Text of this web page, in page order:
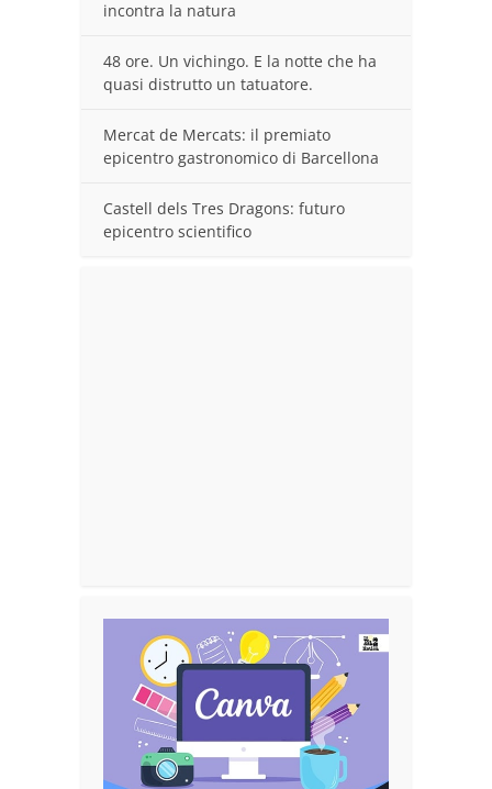
incontra la natura
48 ore. Un vichingo. E la notte che ha
quasi distrutto un tatuatore.
Mercat de Mercats: il premiato
epicentro gastronomico di Barcellona
Castell dels Tres Dragons: futuro
epicentro scientifico